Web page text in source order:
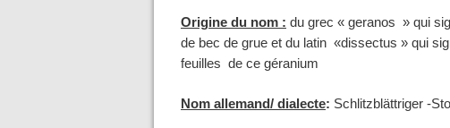
Origine du nom : du grec « geranos » qui
de bec de grue et du latin «dissectus » qui
feuilles de ce géranium
Nom allemand/ dialecte: Schlitzblättriger -